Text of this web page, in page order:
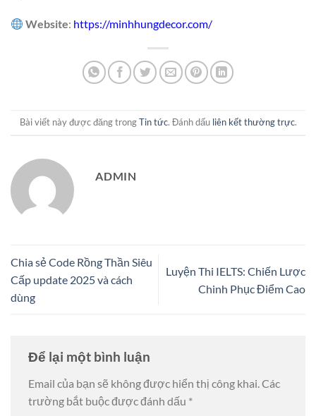
Website: https://minhhungdecor.com/
Bài viết này được đăng trongTin tức. Đánh dấu liên kết thường trực.
ADMIN
Chia sẻ Code Rồng Thần Siêu
Cấp update 2025 và cách
dùng
Luyện Thi IELTS: Chiến Lược
Chinh Phục Điểm Cao
Để lại một bình luận
Email của bạn sẽ không được hiển thị công khai.Các
trường bắt buộc được đánh dấu *